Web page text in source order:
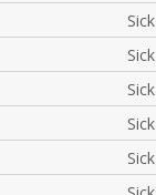
Sick
Sick
Sick
Sick
Sick